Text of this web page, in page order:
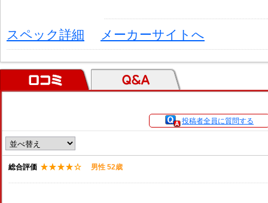
スペック詳細 メーカーサイトへ
投稿者全員に質問する
総合評価 男性 52歳